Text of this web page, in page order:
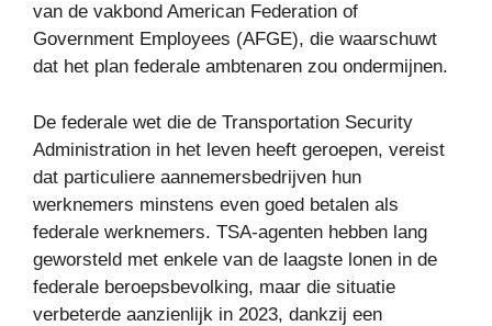
van de vakbond American Federation of
Government Employees (AFGE), die waarschuwt
dat het plan federale ambtenaren zou ondermijnen.
De federale wet die de Transportation Security
Administration in het leven heeft geroepen, vereist
dat particuliere aannemersbedrijven hun
werknemers minstens even goed betalen als
federale werknemers. TSA-agenten hebben lang
geworsteld met enkele van de laagste lonen in de
federale beroepsbevolking, maar die situatie
verbeterde aanzienlijk in 2023, dankzij een